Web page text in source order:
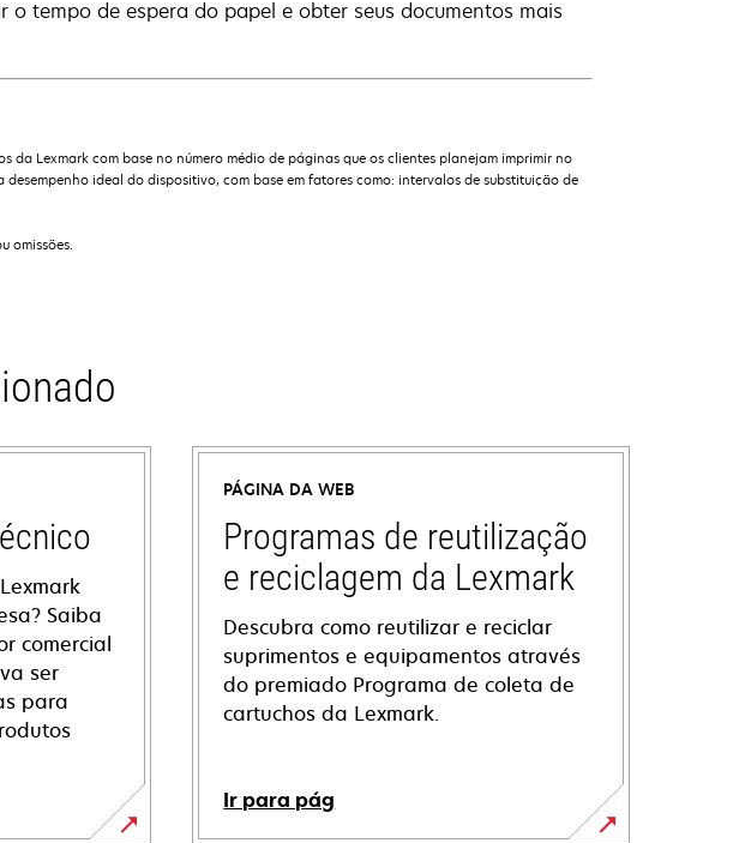
o tempo de espera do papel e obter seus documentos mais
Lexmark com base no número médio de páginas que os clientes planejam imprimir no
ideal do dispositivo, com base em fatores como: intervalos de substituição de
omissões.
Saiba
comercial
ser
para
PÁGINA DA WEB
Programas de reutilização
e reciclagem da Lexmark
Descubra como reutilizar e reciclar
suprimentos e equipamentos através
do premiado Programa de coleta de
cartuchos da Lexmark.
Ir para pág